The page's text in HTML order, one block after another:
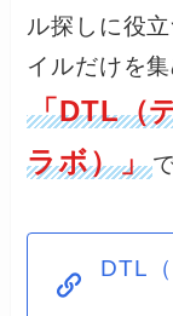
ル探しに役
イルだけを
「DTL
ラボ）」
DTL